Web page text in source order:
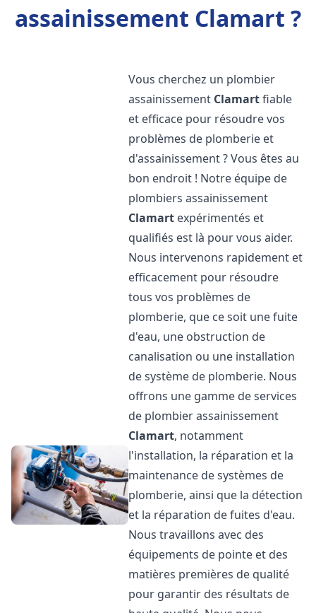
assainissement Clamart ?
Vous cherchez un plombier
assainissement Clamartfiable
et efficace pour résoudre vos
problèmes de plomberie et
d'assainissement ? Vous êtes au
bon endroit ! Notre équipe de
plombiers assainissement
Clamart expérimentés et
qualifiés est là pour vous aider.
Nous intervenons rapidement et
efficacement pour résoudre
tous vos problèmes de
plomberie, que ce soit une fuite
d'eau, une obstruction de
canalisation ou une installation
de système de plomberie. Nous
offrons une gamme de services
de plombier assainissement
Clamart, notamment
l'installation, la réparation et la
maintenance de systèmes de
plomberie, ainsi que la détection
et la réparation de fuites d'eau.
Nous travaillons avec des
équipements de pointe et des
matières premières de qualité
pour garantir des résultats de